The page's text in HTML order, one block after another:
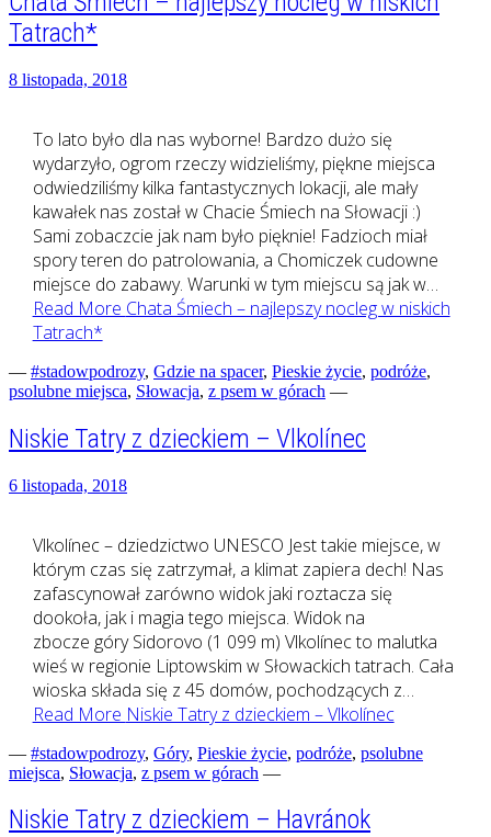
Tatrach*
8 listopada, 2018
To lato było dla nas wyborne! Bardzo dużo się
wydarzyło, ogrom rzeczy widzieliśmy, piękne miejsca
odwiedziliśmy kilka fantastycznych lokacji, ale mały
kawałek nas został w Chacie Śmiech na Słowacji :)
Sami zobaczcie jak nam było pięknie! Fadzioch miał
spory teren do patrolowania, a Chomiczek cudowne
miejsce do zabawy. Warunki w tym miejscu są jak w…
Read More Chata Śmiech – najlepszy nocleg w niskich
Tatrach*
— #stadowpodrozy, Gdzie na spacer, Pieskie życie, podróże,
psolubne miejsca, Słowacja, z psem w górach —
Niskie Tatry z dzieckiem – Vlkolínec
6 listopada, 2018
Vlkolínec – dziedzictwo UNESCO Jest takie miejsce, w
którym czas się zatrzymał, a klimat zapiera dech! Nas
zafascynował zarówno widok jaki roztacza się
dookoła, jak i magia tego miejsca. Widok na
zbocze góry Sidorovo (1 099 m) Vlkolínec to malutka
wieś w regionie Liptowskim w Słowackich tatrach. Cała
wioska składa się z 45 domów, pochodzących z…
Read More Niskie Tatry z dzieckiem – Vlkolínec
— #stadowpodrozy, Góry, Pieskie życie, podróże, psolubne
miejsca, Słowacja, z psem w górach —
Niskie Tatry z dzieckiem – Havránok